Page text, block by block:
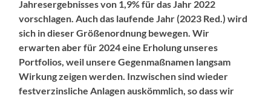
Jahresergebnisses von 1,9% für das Jahr 2022
vorschlagen. Auchdas laufende Jahr (2023 Red.) wird
sich in dieser Größenordnung bewegen. Wir
erwarten aber für 2024 eine Erholung unseres
Portfolios, weil unsere Gegenmaßnamen langsam
Wirkung zeigen werden. Inzwischen sind wieder
festverzinsliche Anlagen auskömmlich, so dass wir